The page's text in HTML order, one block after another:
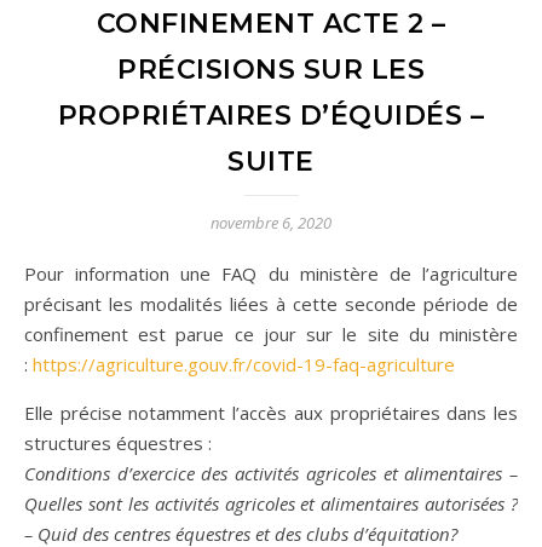
CONFINEMENT ACTE 2 –
PRÉCISIONS SUR LES
PROPRIÉTAIRES D’ÉQUIDÉS –
SUITE
novembre 6, 2020
Pour information une FAQ du ministère de l’agriculture
précisant les modalités liées à cette seconde période de
confinement est parue ce jour sur le site du ministère
: https://agriculture.gouv.fr/covid-19-faq-agriculture
Elle précise notamment l’accès aux propriétaires dans les
structures équestres :
Conditions d’exercice des activités agricoles et alimentaires –
Quelles sont les activités agricoles et alimentaires autorisées ?
– Quid des centres équestres et des clubs d’équitation?